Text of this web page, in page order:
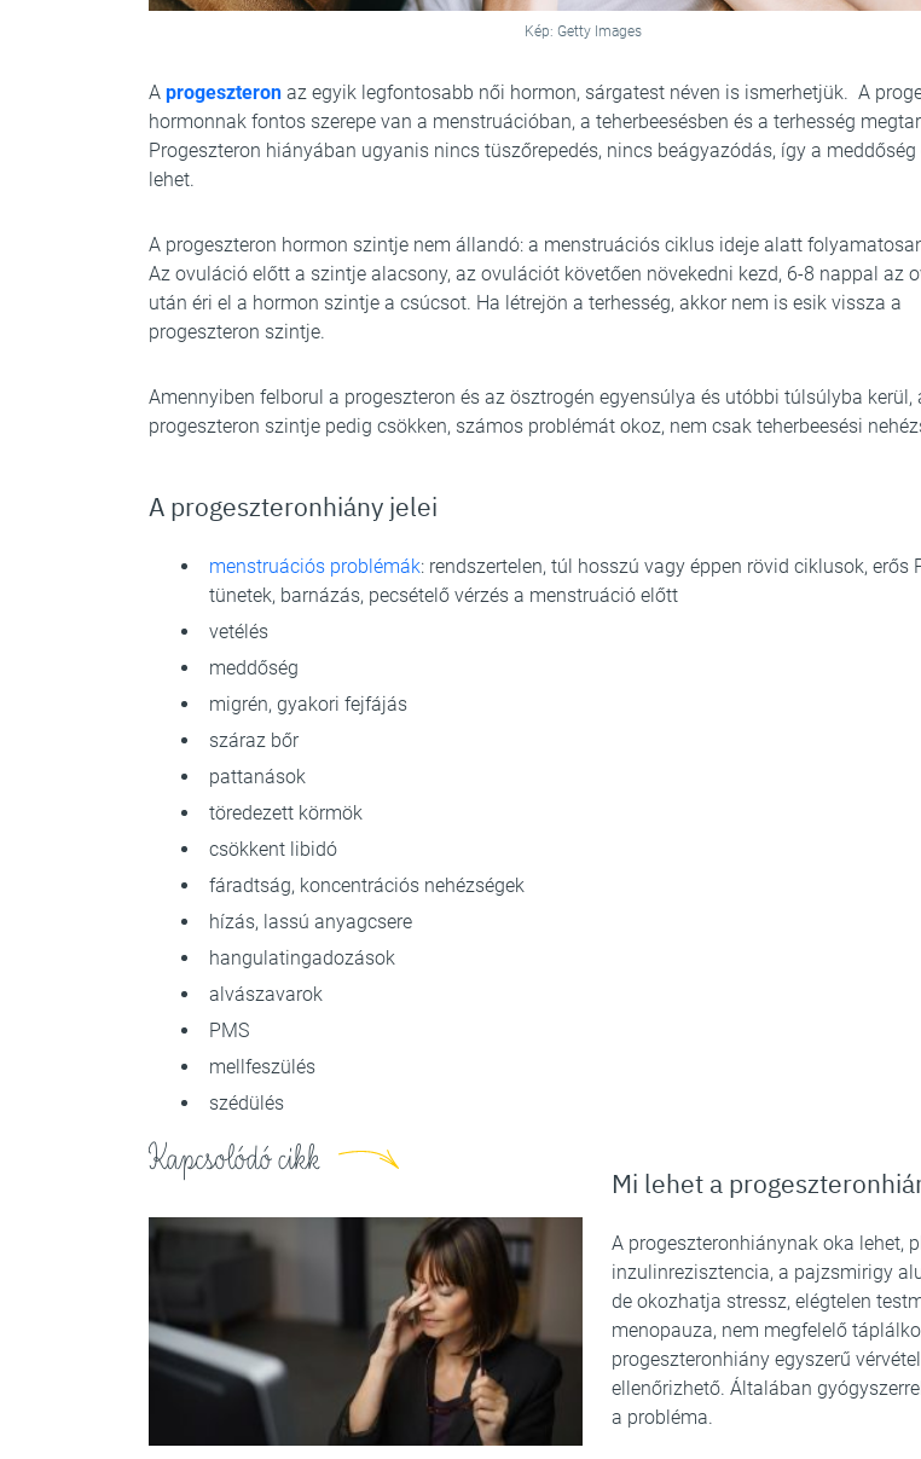
Kép: Getty Images
A progeszteron az egyik legfontosabb női hormon, sárgatest néven is ismerhetjük. A
hormonnak fontos szerepe van a menstruációban, a teherbeesésben és a terhesség
Progeszteron hiányában ugyanis nincs tüszőrepedés, nincs beágyazódás, így a meddőség
lehet.
A progeszteron hormon szintje nem állandó: a menstruációs ciklus ideje alatt
Az ovuláció előtt a szintje alacsony, az ovulációt követően növekedni kezd, 6-8 nappal az
után éri el a hormon szintje a csúcsot. Ha létrejön a terhesség, akkor nem is esik vissza a
progeszteron szintje.
Amennyiben felborul a progeszteron és az ösztrogén egyensúlya és utóbbi túlsúlyba kerül,
progeszteron szintje pedig csökken, számos problémát okoz, nem csak teherbeesési
A progeszteronhiány jelei
menstruációs problémák: rendszertelen, túl hosszú vagy éppen rövid ciklusok, erős
tünetek, barnázás, pecsételő vérzés a menstruáció előtt
vetélés
meddőség
migrén, gyakori fejfájás
száraz bőr
pattanások
töredezett körmök
csökkent libidó
fáradtság, koncentrációs nehézségek
hízás, lassú anyagcsere
hangulatingadozások
alvászavarok
PMS
mellfeszülés
szédülés
Kapcsolódó cikk
Mi lehet a
A progeszteronhiánynak oka lehet,
inzulinrezisztencia, a pajzsmirigy
de okozhatja stressz, elégtelen
menopauza, nem megfelelő
progeszteronhiány egyszerű
ellenőrizhető. Általában
a probléma.